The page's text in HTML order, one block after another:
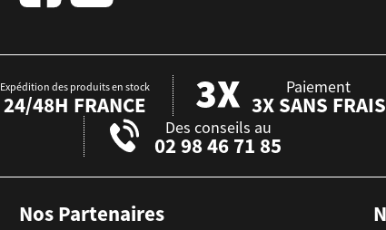
Expédition des produits en stock
24/48H FRANCE
Paiement
3X SANS FRAIS
Des conseils au
02 98 46 71 85
Nos Partenaires